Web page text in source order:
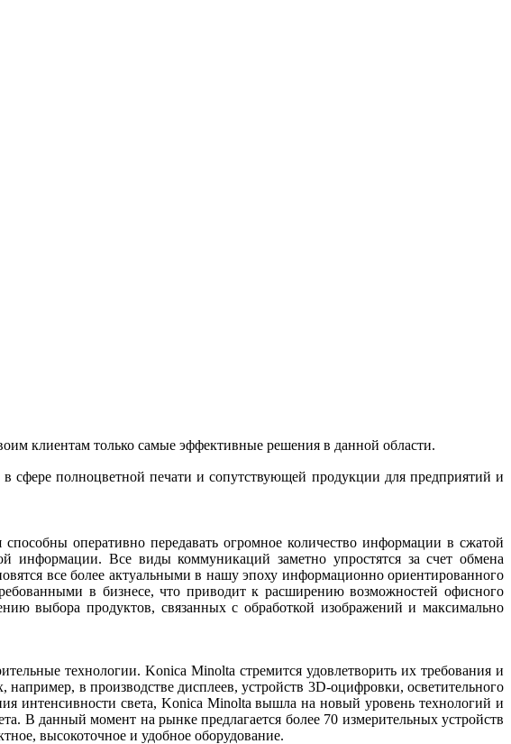
клиентам только самые эффективные решения в данной области.
сфере полноцветной печати и сопутствующей продукции для предприятий и
оперативно передавать огромное количество информации в сжатой
информации. Все виды коммуникаций заметно упростятся за счет обмена
все более актуальными в нашу эпоху информационно ориентированного
в бизнесе, что приводит к расширению возможностей офисного
выбора продуктов, связанных с обработкой изображений и максимально
технологии. Konica Minolta стремится удовлетворить их требования и
в производстве дисплеев, устройств 3D-оцифровки, осветительного
интенсивности света, Konica Minolta вышла на новый уровень технологий и
В данный момент на рынке предлагается более 70 измерительных устройств
высокоточное и удобное оборудование.